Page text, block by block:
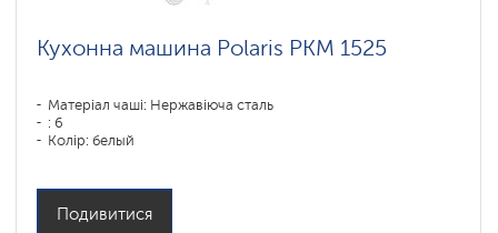
Кухонна машина Polaris PKM 1525
Матеріал чаші: Нержавіюча сталь
: 6
Колір: белый
Подивитися